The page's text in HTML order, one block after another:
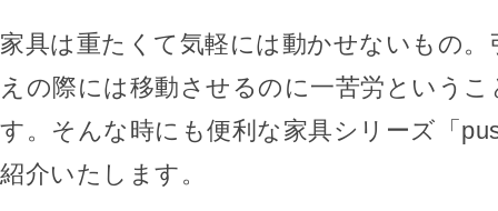
家具は重たくて気軽には動かせないもの。
えの際には移動させるのに一苦労という
す。そんな時にも便利な家具シリーズ「
紹介いたします。